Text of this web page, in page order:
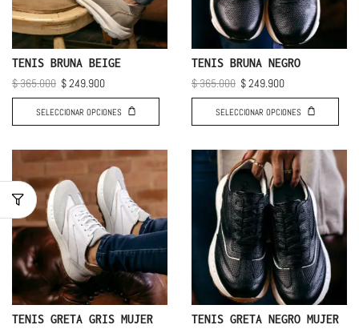
TENIS BRUNA BEIGE
$365.000 $249.900
SELECCIONAR OPCIONES
TENIS BRUNA NEGRO
$365.000 $249.900
SELECCIONAR OPCIONES
TENIS GRETA GRIS MUJER TENIS GRETA NEGRO MUJER